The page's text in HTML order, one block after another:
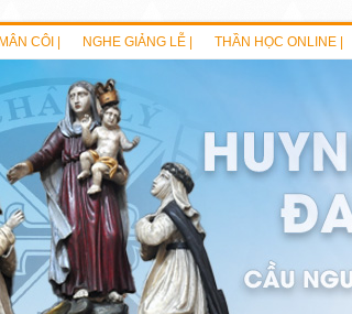
CÔI | NGHE GIẢNG LỄ | THẦN HỌC ONLINE |